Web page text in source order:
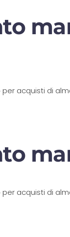
acquisti di
acquisti di